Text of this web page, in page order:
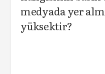
medyada yer
yüksektir?